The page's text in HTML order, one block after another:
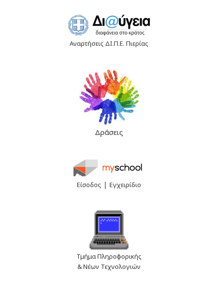
Αναρτήσεις ΔΙ.Π.Ε. Πιερίας
Δράσεις
Είσοδος | Εγχειρίδιο
Τμήμα Πληροφορικής
& Νέων Τεχνολογιών